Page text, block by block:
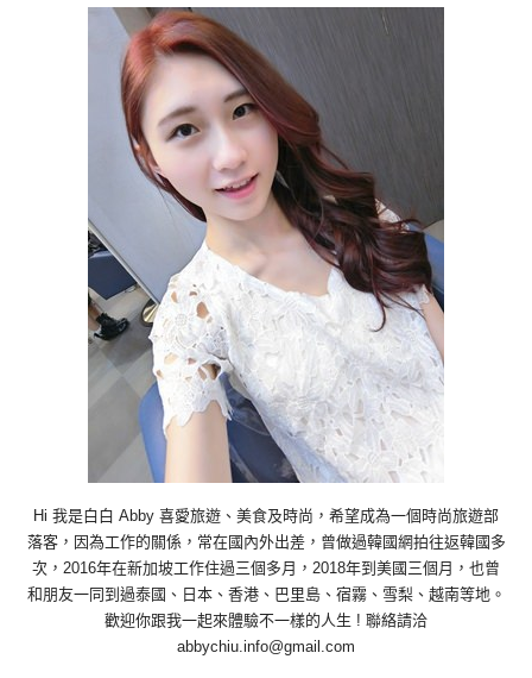
Hi 我是白白 Abby 喜愛旅遊、美食及時尚，希望成為一個時尚旅遊部
落客，因為工作的關係，常在國內外出差，曾做過韓國網拍往返韓國多
次，2016年在新加坡工作住過三個多月，2018年到美國三個月，也曾
和朋友一同到過泰國、日本、香港、巴里島、宿霧、雪梨、越南等地。
歡迎你跟我一起來體驗不一樣的人生 ! 聯絡請洽
abbychiu.info@gmail.com